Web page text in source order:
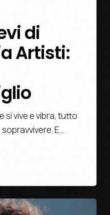
di
Artisti:
si vive e vibra, tutto
E…